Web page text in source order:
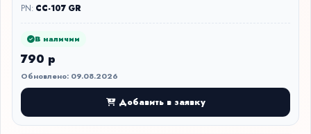
PN: CC-107 GR
В наличии
790 р
Обновлено: 09.08.2026
Добавить в заявку